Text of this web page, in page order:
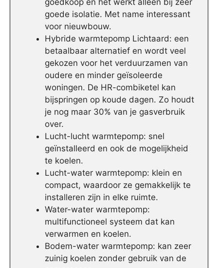
goedkoop en het werkt alleen bij zeer
goede isolatie. Met name interessant
voor nieuwbouw.
Hybride warmtepomp Lichtaard: een
betaalbaar alternatief en wordt veel
gekozen voor het verduurzamen van
oudere en minder geïsoleerde
woningen. De HR-combiketel kan
bijspringen op koude dagen. Zo houdt
je nog maar 30% van je gasverbruik
over.
Lucht-lucht warmtepomp: snel
geïnstalleerd en ook de mogelijkheid
te koelen.
Lucht-water warmtepomp: klein en
compact, waardoor ze gemakkelijk te
installeren zijn in elke ruimte.
Water-water warmtepomp:
multifunctioneel systeem dat kan
verwarmen en koelen.
Bodem-water warmtepomp: kan zeer
zuinig koelen zonder gebruik van de